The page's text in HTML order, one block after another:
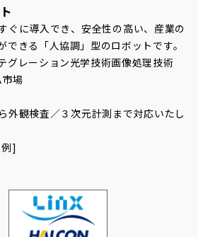
ぐに導入でき、安全性の高い、産業の
できる「人協調」型のロボットです。
グレーション光学技術画像処理技術
場
外観検査／３次元計測まで対応いたし
]